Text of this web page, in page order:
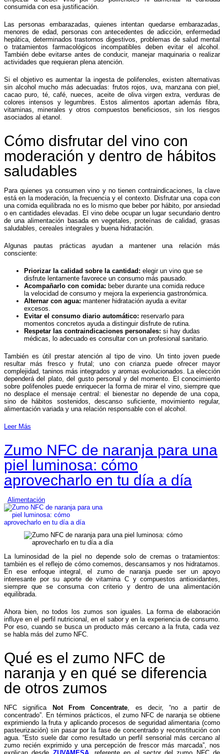
consumida con esa justificación.
Las personas embarazadas, quienes intentan quedarse embarazadas,
menores de edad, personas con antecedentes de adicción, enfermedad
hepática, determinados trastornos digestivos, problemas de salud mental
o tratamientos farmacológicos incompatibles deben evitar el alcohol.
También debe evitarse antes de conducir, manejar maquinaria o realizar
actividades que requieran plena atención.
Si el objetivo es aumentar la ingesta de polifenoles, existen alternativas
sin alcohol mucho más adecuadas: frutos rojos, uva, manzana con piel,
cacao puro, té, café, nueces, aceite de oliva virgen extra, verduras de
colores intensos y legumbres. Estos alimentos aportan además fibra,
vitaminas, minerales y otros compuestos beneficiosos, sin los riesgos
asociados al etanol.
Cómo disfrutar del vino con
moderación y dentro de hábitos
saludables
Para quienes ya consumen vino y no tienen contraindicaciones, la clave
está en la moderación, la frecuencia y el contexto. Disfrutar una copa con
una comida equilibrada no es lo mismo que beber por hábito, por ansiedad
o en cantidades elevadas. El vino debe ocupar un lugar secundario dentro
de una alimentación basada en vegetales, proteínas de calidad, grasas
saludables, cereales integrales y buena hidratación.
Algunas pautas prácticas ayudan a mantener una relación más
consciente:
Priorizar la calidad sobre la cantidad: elegir un vino que se
disfrute lentamente favorece un consumo más pausado.
Acompañarlo con comida: beber durante una comida reduce
la velocidad de consumo y mejora la experiencia gastronómica.
Alternar con agua: mantener hidratación ayuda a evitar
excesos.
Evitar el consumo diario automático: reservarlo para
momentos concretos ayuda a distinguir disfrute de rutina.
Respetar las contraindicaciones personales: si hay dudas
médicas, lo adecuado es consultar con un profesional sanitario.
También es útil prestar atención al tipo de vino. Un tinto joven puede
resultar más fresco y frutal; uno con crianza puede ofrecer mayor
complejidad, taninos más integrados y aromas evolucionados. La elección
dependerá del plato, del gusto personal y del momento. El conocimiento
sobre polifenoles puede enriquecer la forma de mirar el vino, siempre que
no desplace el mensaje central: el bienestar no depende de una copa,
sino de hábitos sostenidos, descanso suficiente, movimiento regular,
alimentación variada y una relación responsable con el alcohol.
Leer Más
Zumo NFC de naranja para una
piel luminosa: cómo
aprovecharlo en tu día a día
Alimentación
La luminosidad de la piel no depende solo de cremas o tratamientos:
también es el reflejo de cómo comemos, descansamos y nos hidratamos.
En ese enfoque integral, el zumo de naranja puede ser un apoyo
interesante por su aporte de vitamina C y compuestos antioxidantes,
siempre que se consuma con criterio y dentro de una alimentación
equilibrada.
Ahora bien, no todos los zumos son iguales. La forma de elaboración
influye en el perfil nutricional, en el sabor y en la experiencia de consumo.
Por eso, cuando se busca un producto más cercano a la fruta, cada vez
se habla más del zumo NFC.
Qué es el zumo NFC de
naranja y en qué se diferencia
de otros zumos
NFC significa Not From Concentrate , es decir, “no a partir de
concentrado”. En términos prácticos, el zumo NFC de naranja se obtiene
exprimiendo la fruta y aplicando procesos de seguridad alimentaria (como
pasteurización) sin pasar por la fase de concentrado y reconstitución con
agua. “Esto suele dar como resultado un perfil sensorial más cercano al
zumo recién exprimido y una percepción de frescor más marcada”, nos